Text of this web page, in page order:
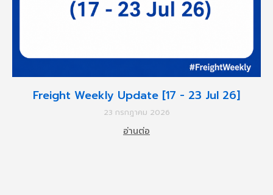
Freight Weekly Update [17 - 23 Jul 26]
23 กรกฎาคม 2026
อ่านต่อ